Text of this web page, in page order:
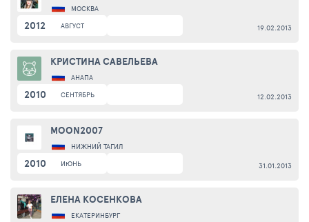
МОСКВА
2012 АВГУСТ 19.02.2013
КРИСТИНА САВЕЛЬЕВА
АНАПА
2010 СЕНТЯБРЬ 12.02.2013
MOON2007
НИЖНИЙ ТАГИЛ
2010 ИЮНЬ 31.01.2013
ЕЛЕНА КОСЕНКОВА
ЕКАТЕРИНБУРГ